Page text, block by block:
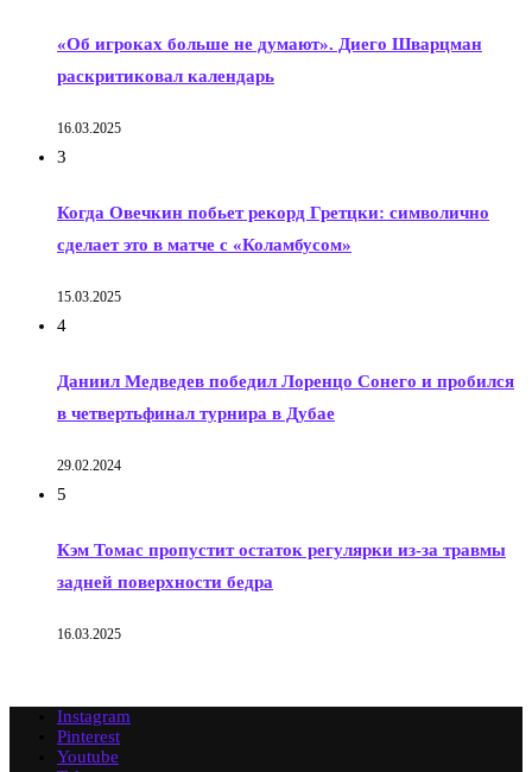
«Об игроках больше не думают». Диего Шварцман
раскритиковал календарь
16.03.2025
3
Когда Овечкин побьет рекорд Гретцки: символично
сделает это в матче с «Коламбусом»
15.03.2025
4
Даниил Медведев победил Лоренцо Сонего и пробился
в четвертьфинал турнира в Дубае
29.02.2024
5
Кэм Томас пропустит остаток регулярки из-за травмы
задней поверхности бедра
16.03.2025
Instagram
Pinterest
Youtube